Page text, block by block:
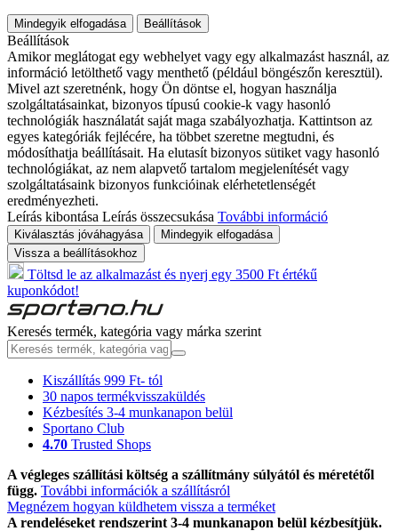
Mindegyik elfogadása Beállítások
Beállítások
Amikor meglátogat egy webhelyet vagy egy alkalmazást használ, az
információ letölthető vagy menthető (például böngészőn keresztül).
Mivel azt szeretnénk, hogy Ön döntse el, hogyan használja
szolgáltatásainkat, bizonyos típusú cookie-k vagy hasonló
technológiák használatát saját maga szabályozhatja. Kattintson az
egyes kategóriák fejlécére, ha többet szeretne megtudni, és
módosíthatja beállításait. Ha elutasít bizonyos sütiket vagy hasonló
technológiákat, az nem alapvető tartalom megjelenítését vagy
szolgáltatásaink bizonyos funkcióinak elérhetetlenségét
eredményezheti.
Leírás kibontása Leírás összecsukása További információ
Kiválasztás jóváhagyása
Mindegyik elfogadása
Vissza a beállításokhoz
Töltsd le az alkalmazást és nyerj egy 3500 Ft értékű
kuponkódot!
Keresés termék, kategória vagy márka szerint
Kiszállítás 999 Ft- tól
30 napos termékvisszaküldés
Kézbesítés 3-4 munkanapon belül
Sportano Club
4.70 Trusted Shops
A végleges szállítási költség a szállítmány súlyától és méretétől
függ. További információk a szállításról
Megnézem hogyan küldhetem vissza a terméket
A rendeléseket rendszerint 3-4 munkanapon belül kézbesítjük.